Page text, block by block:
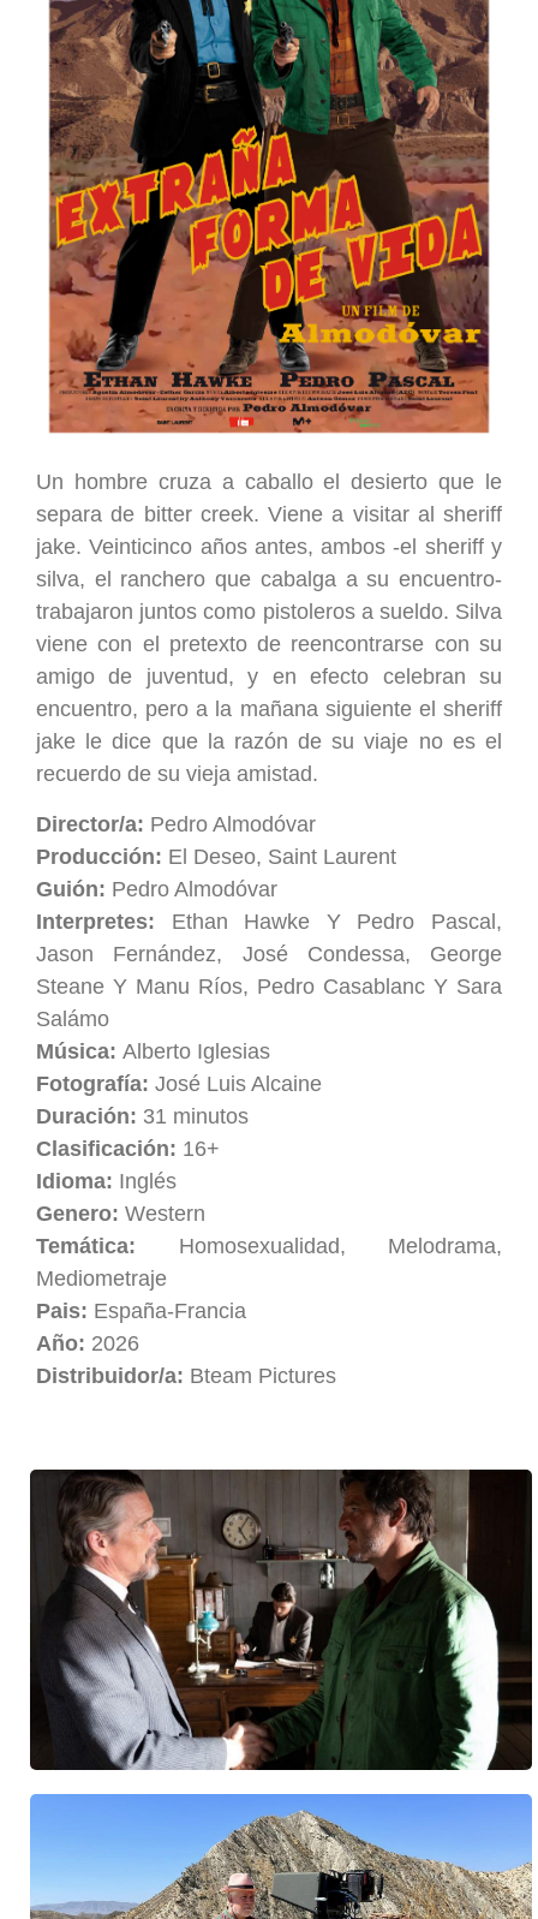
Un hombre cruza a caballo el desierto que le
separa de bitter creek. Viene a visitar al sheriff
jake. Veinticinco años antes, ambos -el sheriff y
silva, el ranchero que cabalga a su encuentro-
trabajaron juntos como pistoleros a sueldo. Silva
viene con el pretexto de reencontrarse con su
amigo de juventud, y en efecto celebran su
encuentro, pero a la mañana siguiente el sheriff
jake le dice que la razón de su viaje no es el
recuerdo de su vieja amistad.
Director/a: Pedro Almodóvar
Producción: El Deseo, Saint Laurent
Guión: Pedro Almodóvar
Interpretes: Ethan Hawke Y Pedro Pascal,
Jason Fernández, José Condessa, George
Steane Y Manu Ríos, Pedro Casablanc Y Sara
Salámo
Música: Alberto Iglesias
Fotografía: José Luis Alcaine
Duración: 31 minutos
Clasificación: 16+
Idioma: Inglés
Genero: Western
Temática: Homosexualidad, Melodrama,
Mediometraje
Pais: España-Francia
Año: 2026
Distribuidor/a: Bteam Pictures